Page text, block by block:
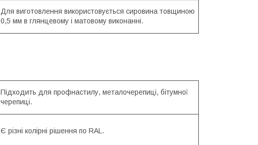
Для виготовлення використовується сировина товщиною
0,5 мм в глянцевому і матовому виконанні.
Підходить для профнастилу, металочерепиці, бітумної
черепиці.
Є різні колірні рішення по RAL.